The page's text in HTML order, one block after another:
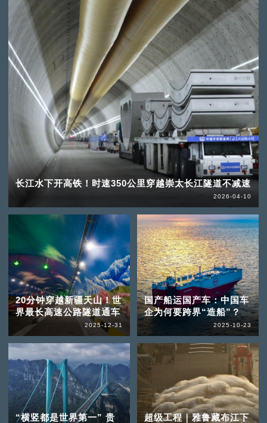
长江水下开高铁！时速350公里穿越崇太长江隧道不减速
2026-04-10
20分钟穿越新疆天山！世
界最长高速公路隧道通车
2025-12-31
国产船运国产车：中国车
企为何要跨界“造船”？
2025-10-23
“横竖都是世界第一” 贵
超级工程｜雅鲁藏布江下